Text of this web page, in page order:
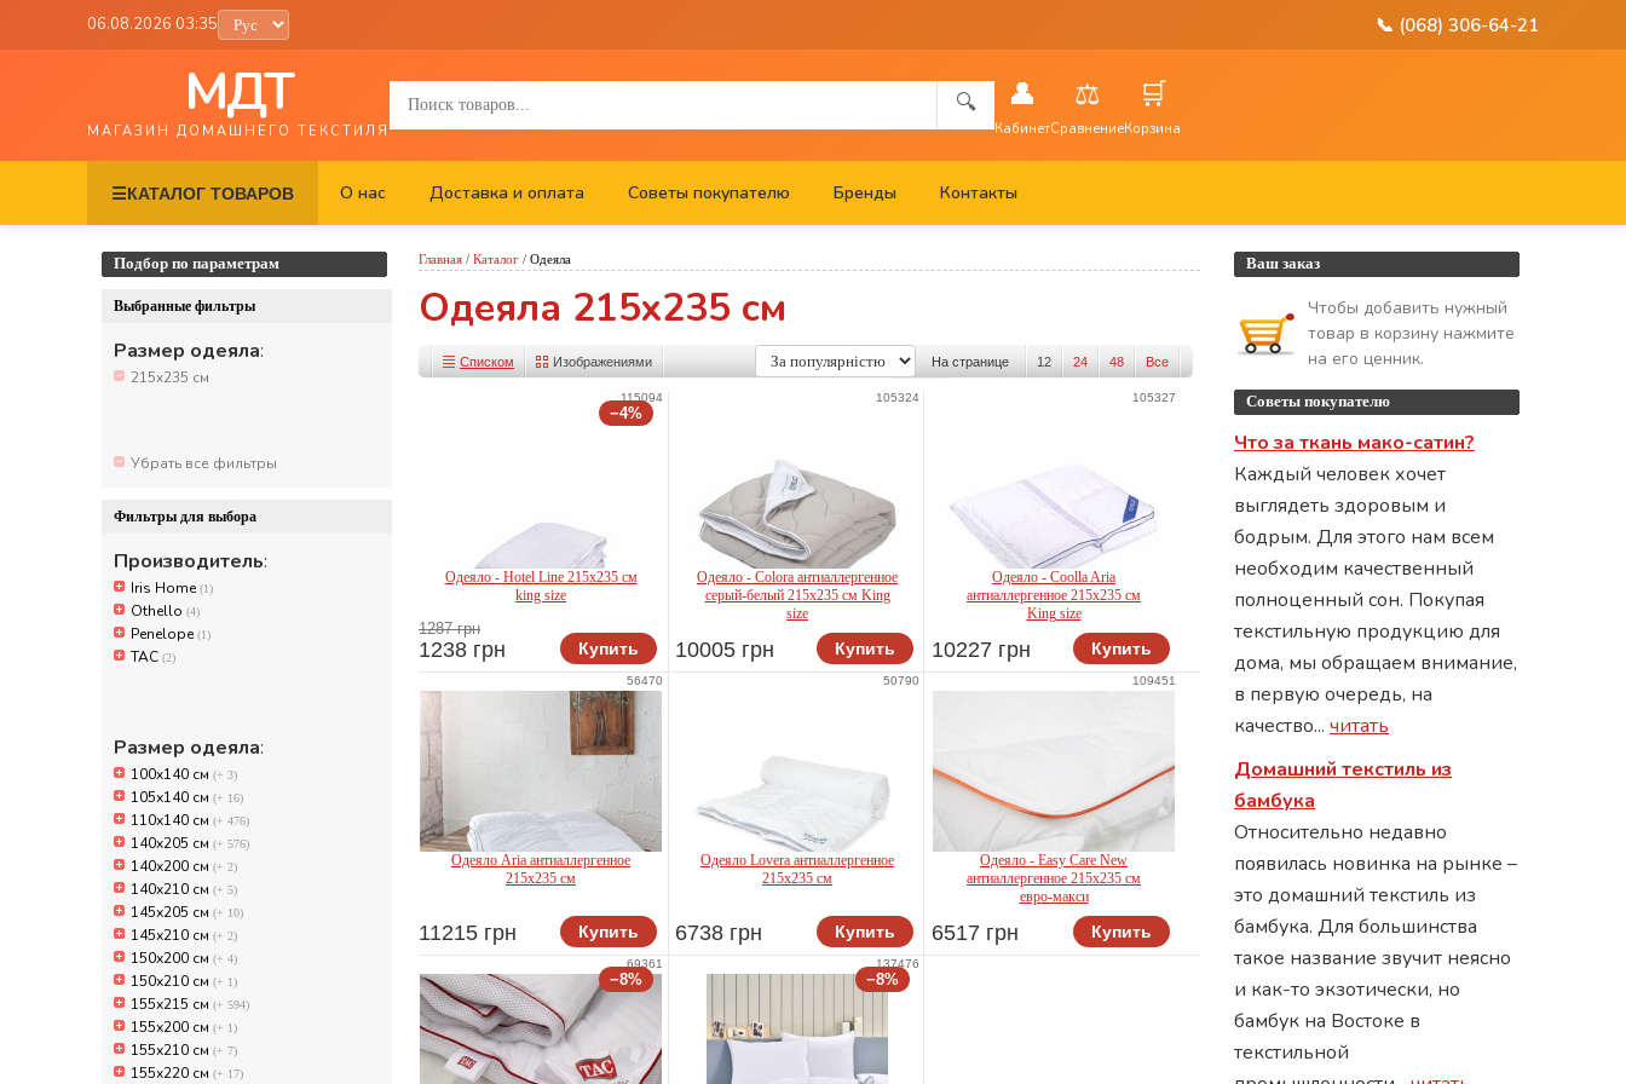
06.08.2026 03:35 📞 (068) 306-64-21
МДТ
МАГАЗИН ДОМАШНЕГО ТЕКСТИЛЯ
🔍 👤
Кабинет
⚖️
Сравнение
🛒
Корзина
☰КАТАЛОГ ТОВАРОВ О нас Доставка и оплата Советы покупателю Бренды Контакты
Подбор по параметрам
Выбранные фильтры
Размер одеяла:
215x235 см
Убрать все фильтры
Фильтры для выбора
Производитель:
Iris Home(1)
Othello (4)
Penelope(1)
TAC (2)
Размер одеяла:
100x140 см (+ 3)
105х140 см (+ 16)
110х140 см (+ 476)
140x205 см (+ 576)
140х200 см (+ 2)
140х210 см (+ 5)
145х205 см (+ 10)
145х210 см (+ 2)
150х200 см (+ 4)
150х210 см (+ 1)
155x215 см (+ 594)
155х200 см (+ 1)
155х210 см (+ 7)
155х220 см (+ 17)
Главная / Каталог / Одеяла
Одеяла 215x235 см
На странице 12 24 48 Все
Списком Изображениями
−4%
Iris Home
115094
Одеяло - Hotel Line 215х235 см
king size
1287 грн
1238 грн Купить
Othello
105324
Одеяло - Colora антиаллергенное
серый-белый 215х235 см King
size
10005 грн Купить
Othello
105327
Одеяло - Coolla Aria
антиаллергенное 215х235 см
King size
10227 грн Купить
Othello
56470
Одеяло Aria антиаллергенное
215х235 см
11215 грн Купить
Othello
50790
Одеяло Lovera антиаллергенное
215x235 см
6738 грн Купить
Penelope
109451
Одеяло - Easy Care New
антиаллергенное 215х235 см
евро-макси
6517 грн Купить
−8%
69361
−8%
137476
Ваш заказ
Чтобы добавить нужный
товар в корзину нажмите
на его ценник.
Советы покупателю
Что за ткань мако-сатин?
Каждый человек хочет
выглядеть здоровым и
бодрым. Для этого нам всем
необходим качественный
полноценный сон. Покупая
текстильную продукцию для
дома, мы обращаем внимание,
в первую очередь, на
качество... читать
Домашний текстиль из
бамбука
Относительно недавно
появилась новинка на рынке –
это домашний текстиль из
бамбука. Для большинства
такое название звучит неясно
и как-то экзотически, но
бамбук на Востоке в
текстильной